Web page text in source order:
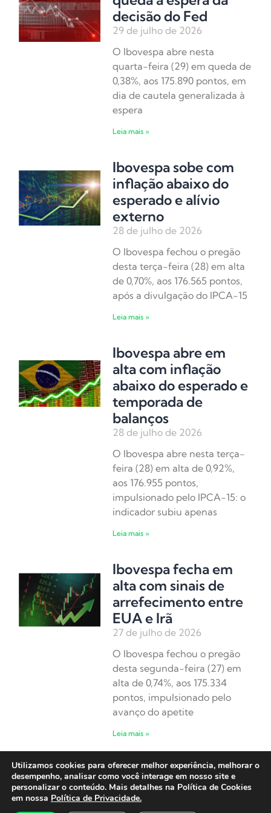
decisão do Fed
29 de julho de 2026
O Ibovespa abre nesta
quarta-feira (29) em queda de
0,38%, aos 175.890 pontos, em
dia de cautela generalizada à
espera
Leia mais »
Ibovespa sobe com
inflação abaixo do
esperado e alívio
externo
28 de julho de 2026
O Ibovespa fechou o pregão
desta terça-feira (28) em alta
de 0,70%, aos 176.565 pontos,
após a divulgação do IPCA-15
Leia mais »
Ibovespa abre em
alta com inflação
abaixo do esperado e
temporada de
balanços
28 de julho de 2026
O Ibovespa abre nesta terça-
feira (28) em alta de 0,92%,
aos 176.955 pontos,
impulsionado pelo IPCA-15: o
indicador subiu apenas
Leia mais »
Ibovespa fecha em
alta com sinais de
arrefecimento entre
EUA e Irã
27 de julho de 2026
O Ibovespa fechou o pregão
desta segunda-feira (27) em
alta de 0,74%, aos 175.334
pontos, impulsionado pelo
avanço do apetite
Leia mais »
Ibovespa abre em
alta em semana de
decisão do Fed e
Utilizamos cookies para oferecer melhor experiência, melhorar o
desempenho, analisar como você interage em nosso site e
personalizar o conteúdo. Mais detalhes na Política de Cookies
em nossa Política de Privacidade.